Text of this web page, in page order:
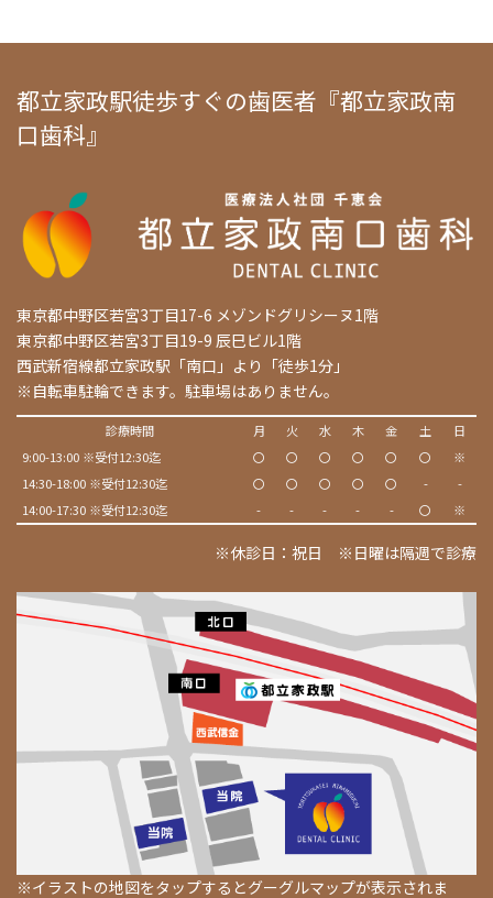
都立家政駅徒歩すぐの歯医者『都立家政南
口歯科』
東京都中野区若宮3丁目17-6 メゾンドグリシーヌ1階
東京都中野区若宮3丁目19-9 辰巳ビル1階
西武新宿線都立家政駅「南口」より「徒歩1分」
※自転車駐輪できます。駐車場はありません。
診療時間 月 火 水 木 金 土
日
9:00-13:00 ※受付12:30迄
〇 〇 〇 〇 〇 〇
※
14:30-18:00 ※受付12:30迄
〇 〇 〇 〇 〇 -
-
14:00-17:30 ※受付12:30迄
- - - - - 〇 ※
※休診日：祝日 ※日曜は隔週で診療
※イラストの地図をタップするとグーグルマップが表示されま